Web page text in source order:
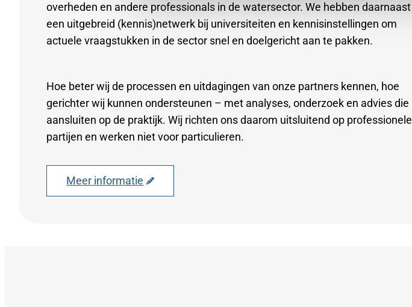
overheden en andere professionals in de watersector. We hebben daarnaast
een uitgebreid (kennis)netwerk bij universiteiten en kennisinstellingen om
actuele vraagstukken in de sector snel en doelgericht aan te pakken.
Hoe beter wij de processen en uitdagingen van onze partners kennen, hoe
gerichter wij kunnen ondersteunen – met analyses, onderzoek en advies die
aansluiten op de praktijk. Wij richten ons daarom uitsluitend op professionele
partijen en werken niet voor particulieren.
Meer informatie